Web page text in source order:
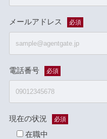
メールアドレス 必須
電話番号 必須
現在の状況 必須
在職中